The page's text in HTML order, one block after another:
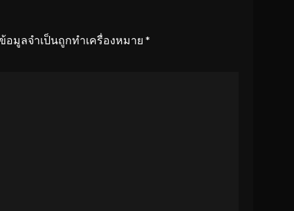
อมูลจำเป็นถูกทำเครื่องหมาย *